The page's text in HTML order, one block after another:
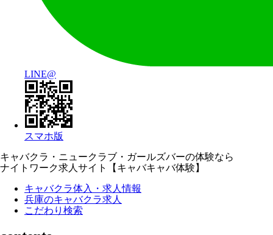
LINE@
スマホ版
キャバクラ・ニュークラブ・ガールズバーの体験なら
ナイトワーク求人サイト【キャバキャバ体験】
キャバクラ体入・求人情報
兵庫のキャバクラ求人
こだわり検索